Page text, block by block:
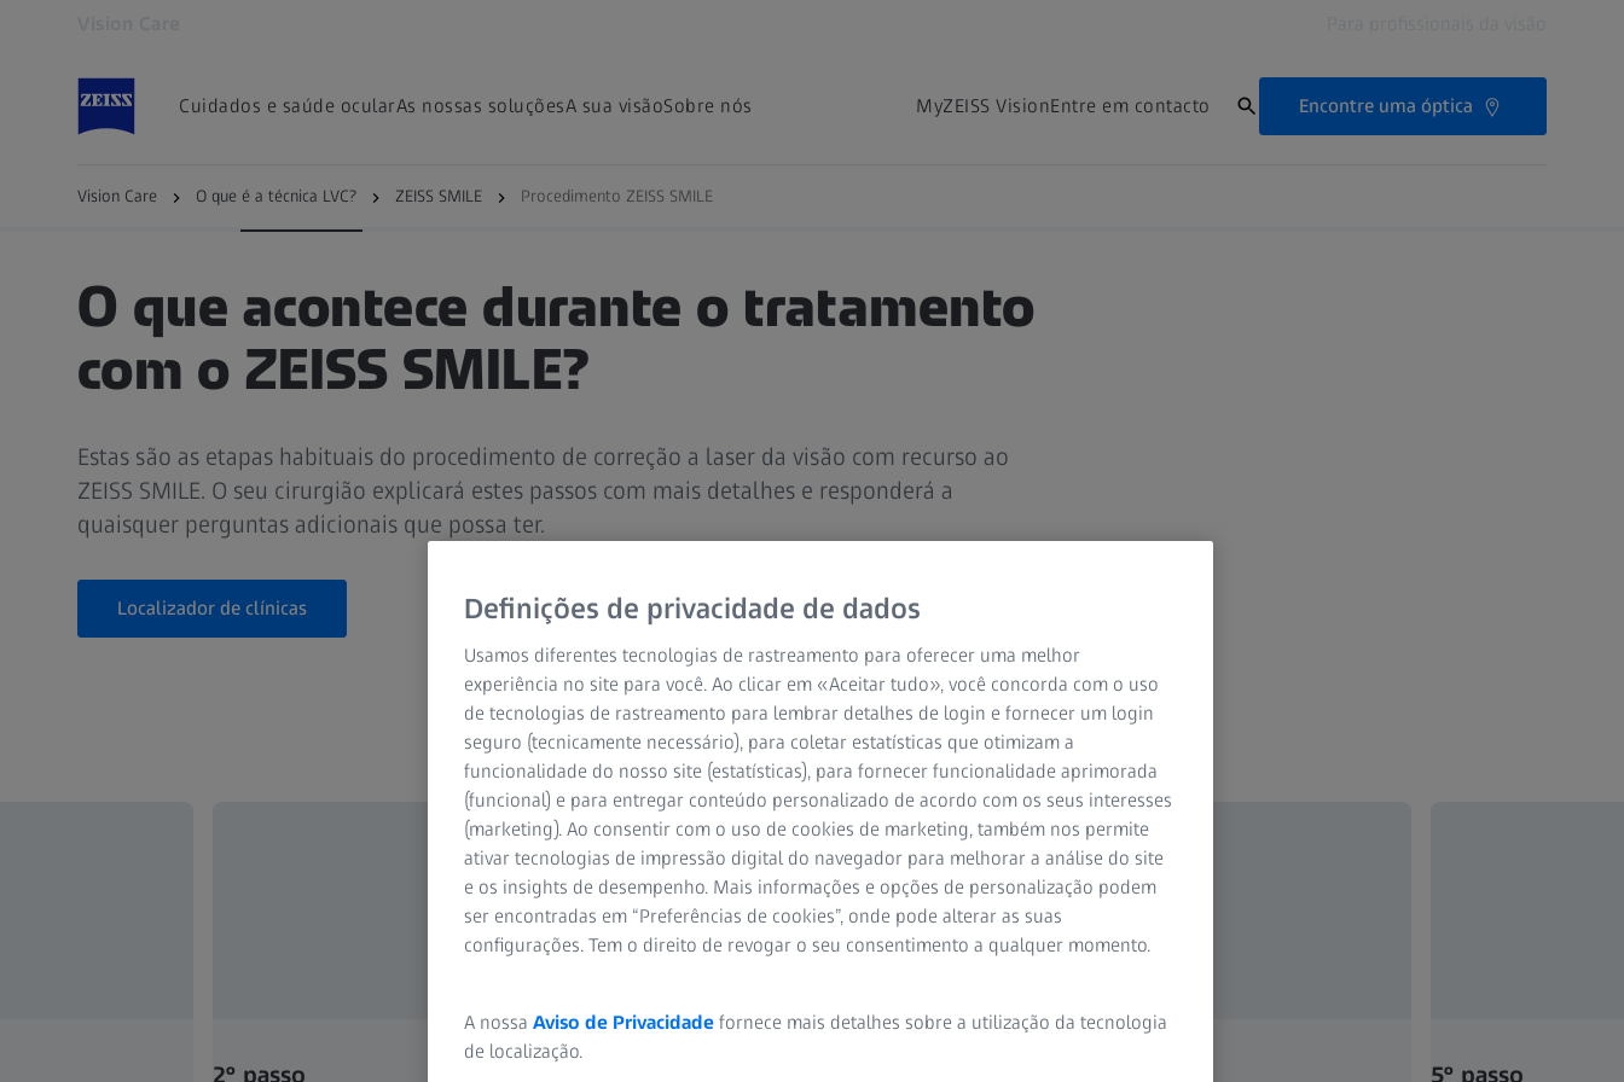
Cuidados e saúde ocularAs nossas soluçõesA sua visãoSobre nós MyZEISS VisionEntre em contacto Encontre uma óptica
Vision Care O que é a técnica LVC? ZEISS SMILE Procedimento ZEISS SMILE
ZEISS SMILE Procedimento Adequação Astigmatismo
O que acontece durante o tratamento
com o ZEISS SMILE?
Estas são as etapas habituais do procedimento de correção a laser da visão com recurso ao
ZEISS SMILE. O seu cirurgião explicará estes passos com mais detalhes e responderá a
quaisquer perguntas adicionais que possa ter.
Localizador de clínicas
2º passo
5º passo
Definições de privacidade de dados
Usamos diferentes tecnologias de rastreamento para oferecer uma melhor
experiência no site para você. Ao clicar em «Aceitar tudo», você concorda com o uso
de tecnologias de rastreamento para lembrar detalhes de login e fornecer um login
seguro (tecnicamente necessário), para coletar estatísticas que otimizam a
funcionalidade do nosso site (estatísticas), para fornecer funcionalidade aprimorada
(funcional) e para entregar conteúdo personalizado de acordo com os seus interesses
(marketing). Ao consentir com o uso de cookies de marketing, também nos permite
ativar tecnologias de impressão digital do navegador para melhorar a análise do site
e os insights de desempenho. Mais informações e opções de personalização podem
ser encontradas em “Preferências de cookies”, onde pode alterar as suas
configurações. Tem o direito de revogar o seu consentimento a qualquer momento.
A nossa Aviso de Privacidade fornece mais detalhes sobre a utilização da tecnologia
de localização.